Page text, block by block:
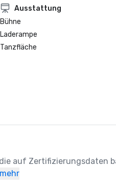
Ausstattung
Bühne
Laderampe
Tanzfläche
auf Zertifizierungsdaten